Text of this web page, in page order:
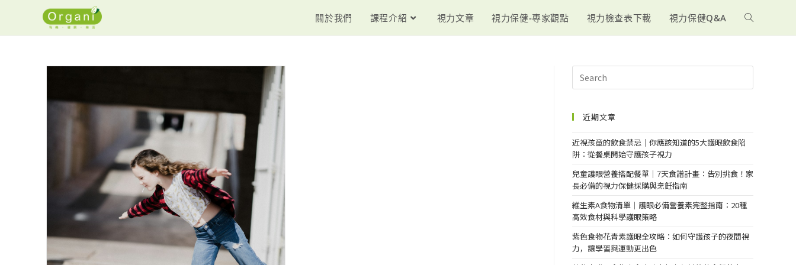
關於我們 課程介紹 視力文章 視力保健-專家觀點 視力檢查表下載 視力保健Q&A
近期文章
近視孩童的飲食禁忌｜你應該知道的5大護眼飲食陷
阱：從餐桌開始守護孩子視力
兒童護眼營養搭配餐單｜7天食譜計畫：告別挑食！家
長必備的視力保健採購與烹飪指南
維生素A食物清單｜護眼必備營養素完整指南：20種
高效食材與科學護眼策略
紫色食物花青素護眼全攻略：如何守護孩子的夜間視
力，讓學習與運動更出色